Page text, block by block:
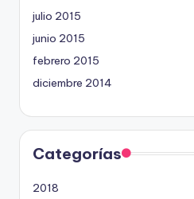
julio 2015
junio 2015
febrero 2015
diciembre 2014
Categorías
2018